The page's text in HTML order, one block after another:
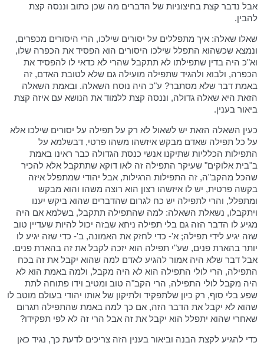
אבל נדבר קצת בחיצוניות של הדברים מה שכן כתוב וננסה קצת
להבין.
שאלו שאלה: איך מתפללים על יסורים שילכו, הרי היסורים מכפרים,
ונמצא שכשהוא התפלל שילכו היסורים הוא הפסיד את הכפרה שלו,
וא"כ היה בדין שתפילתו לא תתקבל שהרי לא כדאי לו להפסיד את
הכפרה, ולבוא ולהגיד שתפילה מועילה גם שלא לטובת האדם, זה
באמת דבר שלא מסתבר? ע"כ היה נוסח השאלה. ובאמת השאלה
הזאת היא שאלה גדולה, וננסה קצת ללמוד את הנושא עם איזה קצת
ביאור בענין.
כעין השאלה הזאת יש לשאול לא רק על תפילה על יסורים שילכו אלא
על כל תפילה שאדם מבקש איזשהו משהו פרטי, דבשלמא על
התפילות הכלליות שתיקנו אנשי כנסת הגדולה כבר ראינו באמת
ב"בית אלוקים" שעיקר התפילה זה לאו דוקא שתתקבל אלא להכיר
שהכל מהקב"ה, זה התפילות הרגילות, אבל יהודי שמתפלל איזה
בקשה פרטית, יש לו איזשהו רצון הוא רוצה משהו והוא מבקש
ומתפלל, והרי לתפילה יש כח לגרום שהדברים שהוא ביקש יענו
ויתקבלו, נשאלת השאלה: למה שהתפילה תתקבל, בשלמא אם היה
מגיע לו הדבר הזה גם בלי תפילה ניחא שבזה יכול להיות שעדיין טוב
שזה יגיע לידי תפילה; א'- כדי לחזק את האמונה, ב'- כדי שזה יגיע לו
יותר בהארת פנים, שע"י תפילה הוא יזכה לקבל את זה בהארת פנים.
אבל דבר שלא היה אמור להגיע לאדם למה שהוא יקבל את זה בכח
התפילה, הרי לולי התפילה הוא לא היה מקבל, ולמה באמת הוא לא
היה מקבל לולי התפילה, הרי הקב"ה טוב ומטיב וידו פתוחה לתת
שפע בלי סוף, רק כיון שלתפקיד ולתיקון של אותו יהודי בעולם מוטב לו
שהוא לא יקבל את הדבר הזה, אם כך למה באמת שהתפילה תגרום
שאחרי שהוא יתפלל הוא יקבל את זה אבל הרי זה לא לפי תפקידו?
כדי להגיע לקצת הבנה וביאור בענין הזה צריכים לדעת כך, נגיד כאן